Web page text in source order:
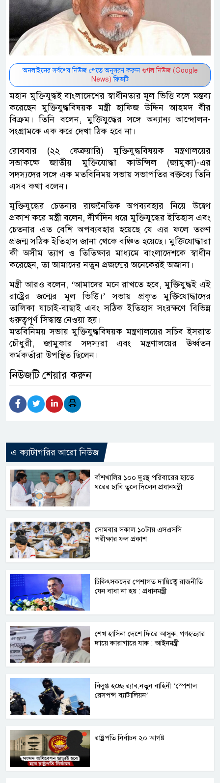
অনলাইনের সর্বশেষ নিউজ পেতে অনুসরণ করুন গুগল নিউজ (Google
News) ফিডটি
মহান মুক্তিযুদ্ধই বাংলাদেশের স্বাধীনতার মূল ভিত্তি বলে মন্তব্য
করেছেন মুক্তিযুদ্ধবিষয়ক মন্ত্রী হাফিজ উদ্দিন আহমদ বীর
বিক্রম। তিনি বলেন, মুক্তিযুদ্ধের সঙ্গে অন্যান্য আন্দোলন-
সংগ্রামকে এক করে দেখা ঠিক হবে না।
রোববার (২২ ফেব্রুয়ারি) মুক্তিযুদ্ধবিষয়ক মন্ত্রণালয়ের
সভাকক্ষে জাতীয় মুক্তিযোদ্ধা কাউন্সিল (জামুকা)-এর
সদস্যদের সঙ্গে এক মতবিনিময় সভায় সভাপতির বক্তব্যে তিনি
এসব কথা বলেন।
মুক্তিযুদ্ধের চেতনার রাজনৈতিক অপব্যবহার নিয়ে উদ্বেগ
প্রকাশ করে মন্ত্রী বলেন, দীর্ঘদিন ধরে মুক্তিযুদ্ধের ইতিহাস এবং
চেতনার এত বেশি অপব্যবহার হয়েছে যে এর ফলে তরুণ
প্রজন্ম সঠিক ইতিহাস জানা থেকে বঞ্চিত হয়েছে। মুক্তিযোদ্ধারা
কী অসীম ত্যাগ ও তিতিক্ষার মাধ্যমে বাংলাদেশকে স্বাধীন
করেছেন, তা আমাদের নতুন প্রজন্মের অনেকেরই অজানা।
মন্ত্রী আরও বলেন, ‘আমাদের মনে রাখতে হবে, মুক্তিযুদ্ধই এই
রাষ্ট্রের জন্মের মূল ভিত্তি।’ সভায় প্রকৃত মুক্তিযোদ্ধাদের
তালিকা যাচাই-বাছাই এবং সঠিক ইতিহাস সংরক্ষণে বিভিন্ন
গুরুত্বপূর্ণ সিদ্ধান্ত নেওয়া হয়।
মতবিনিময় সভায় মুক্তিযুদ্ধবিষয়ক মন্ত্রণালয়ের সচিব ইসরাত
চৌধুরী, জামুকার সদস্যরা এবং মন্ত্রণালয়ের ঊর্ধ্বতন
কর্মকর্তারা উপস্থিত ছিলেন।
নিউজটি শেয়ার করুন
এ ক্যাটাগরির আরো নিউজ
বাঁশখালির ১০০ দুঃস্থ পরিবারের হাতে
ঘরের ছাবি তুলে দিলেন প্রধানমন্ত্রী
সোমবার সকাল ১০টায় এসএসসি
পরীক্ষার ফল প্রকাশ
চিকিৎসকদের পেশাগত দায়িত্বে রাজনীতি
যেন বাধা না হয় : প্রধানমন্ত্রী
শেখ হাসিনা দেশে ফিরে আসুক, গণহত্যার
দায়ে কারাগারে যাক : আইনমন্ত্রী
বিলুপ্ত হচ্ছে র‍্যাব,নতুন বাহিনী ‘স্পেশাল
রেসপন্স ব্যাটালিয়ন’
রাষ্ট্রপতি নির্বাচন ২০ আগষ্ট